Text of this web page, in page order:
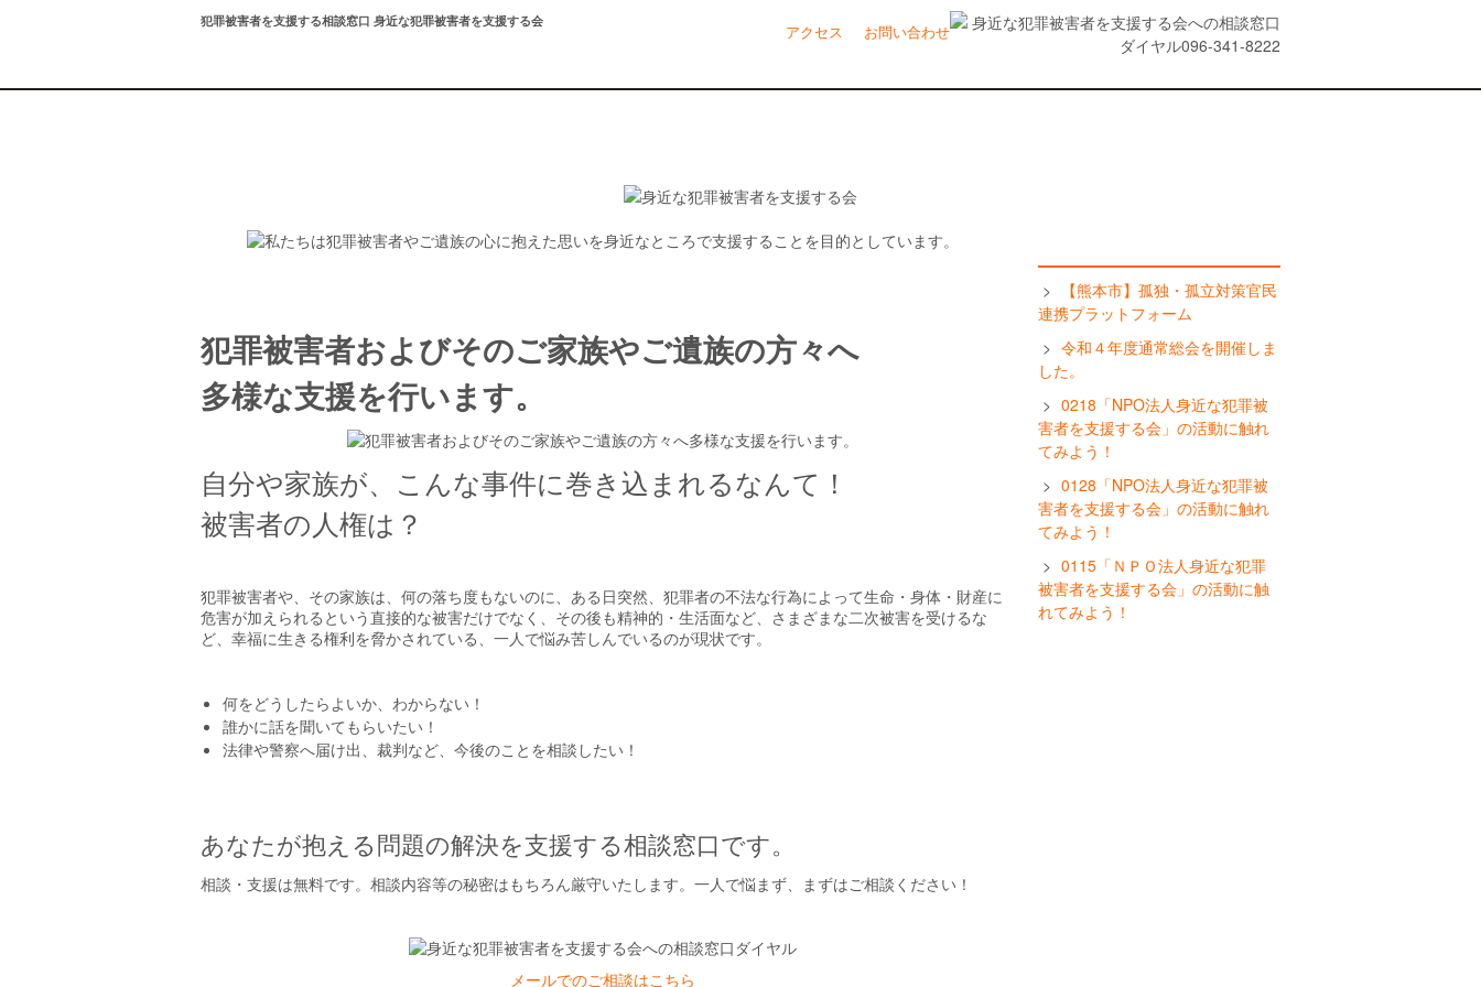
犯罪被害者を支援する相談窓口 身近な犯罪被害者を支援する会
アクセス お問い合わせ
犯罪被害者およびそのご家族やご遺族の方々へ
多様な支援を行います。
自分や家族が、こんな事件に巻き込まれるなんて！
被害者の人権は？
犯罪被害者や、その家族は、何の落ち度もないのに、ある日突然、犯罪者の不法な行為によって生命・身体・財産に
危害が加えられるという直接的な被害だけでなく、その後も精神的・生活面など、さまざまな二次被害を受けるな
ど、幸福に生きる権利を脅かされている、一人で悩み苦しんでいるのが現状です。
何をどうしたらよいか、わからない！
誰かに話を聞いてもらいたい！
法律や警察へ届け出、裁判など、今後のことを相談したい！
あなたが抱える問題の解決を支援する相談窓口です。
相談・支援は無料です。相談内容等の秘密はもちろん厳守いたします。一人で悩まず、まずはご相談ください！
メールでのご相談はこちら
【熊本市】孤独・孤立対策官民
連携プラットフォーム
令和４年度通常総会を開催しま
した。
0218「NPO法人身近な犯罪被
害者を支援する会」の活動に触れ
てみよう！
0128「NPO法人身近な犯罪被
害者を支援する会」の活動に触れ
てみよう！
0115「ＮＰＯ法人身近な犯罪
被害者を支援する会」の活動に触
れてみよう！